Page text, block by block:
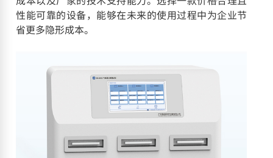
性能可靠的设备，能够在未来的使用过程中为企业节
省更多隐形成本。